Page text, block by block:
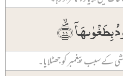
﴿۪ۙ۱۱﴾
کے سبب پیغمبر کو جھٹلایا۔